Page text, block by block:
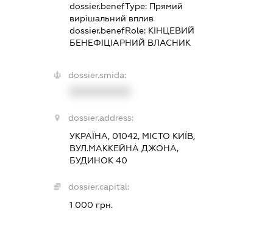
dossier.benefType: Прямий
вирішальний вплив
dossier.benefRole: КІНЦЕВИЙ
БЕНЕФІЦІАРНИЙ ВЛАСНИК
dossier.smida:
dossier.address:
УКРАЇНА, 01042, МІСТО КИЇВ,
ВУЛ.МАККЕЙНА ДЖОНА,
БУДИНОК 40
dossier.capital:
1 000 грн.